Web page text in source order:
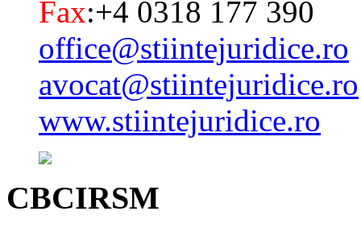
Fax:+4 0318 177 390
office@stiintejuridice.ro
avocat@stiintejuridice.ro
www.stiintejuridice.ro
CBCIRSM